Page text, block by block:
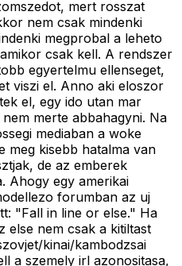
mert rosszat
nem csak mindenki
megprobal a leheto
csak kell. A rendszer
egyertelmu ellenseget,
viszi el. Anno aki eloszor
el, egy ido utan mar
merte abbahagyni. Na
mediaban a woke
meg kisebb hatalma van
de az emberek
Ahogy egy amerikai
forumban az uj
"Fall in line or else." Ha
else nem csak a kitiltast
kinai/kambodzsai
a szemely irl azonositasa,